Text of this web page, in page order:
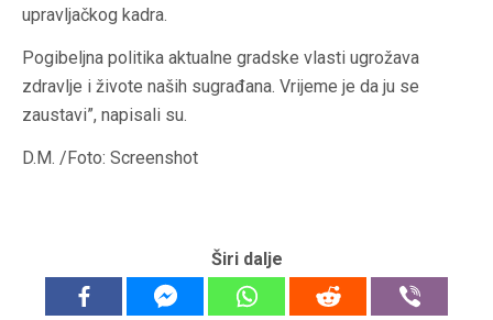
upravljačkog kadra.
Pogibeljna politika aktualne gradske vlasti ugrožava
zdravlje i živote naših sugrađana. Vrijeme je da ju se
zaustavi”, napisali su.
D.M. /Foto: Screenshot
Širi dalje